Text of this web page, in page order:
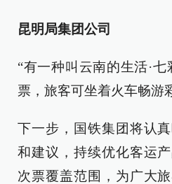
昆明局集团公司
“有一种叫云南的生活·
票，旅客可坐着火车畅游
下一步，国铁集团将认
和建议，持续优化客运
次票覆盖范围，为广大